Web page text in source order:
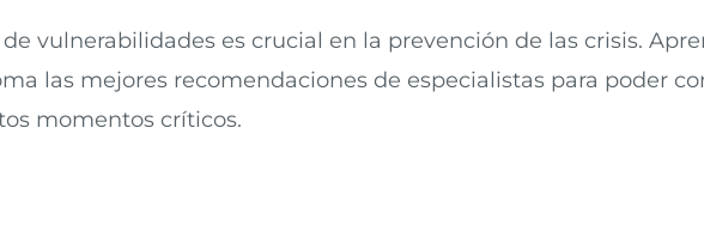
vulnerabilidades es crucial en la prevención de las crisis.
las mejores recomendaciones de especialistas para poder
momentos críticos.